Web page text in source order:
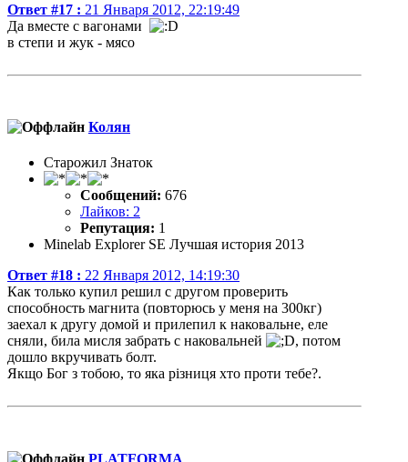
Ответ #17 : 21 Января 2012, 22:19:49
Да вместе с вагонами
в степи и жук - мясо
Колян
Старожил Знаток
Сообщений: 676
Лайков: 2
Репутация: 1
Minelab Explorer SE Лучшая история 2013
Ответ #18 : 22 Января 2012, 14:19:30
Как только купил решил с другом проверить
способность магнита (повторюсь у меня на 300кг)
заехал к другу домой и прилепил к наковальне, еле
сняли, била мисля забрать с наковальней
, потом
дошло вкручивать болт.
Якщо Бог з тобою, то яка різниця хто проти тебе?.
PLATFORMA